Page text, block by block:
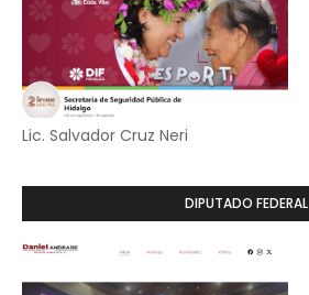
Lic. Salvador Cruz Neri
DIPUTADO FEDERAL